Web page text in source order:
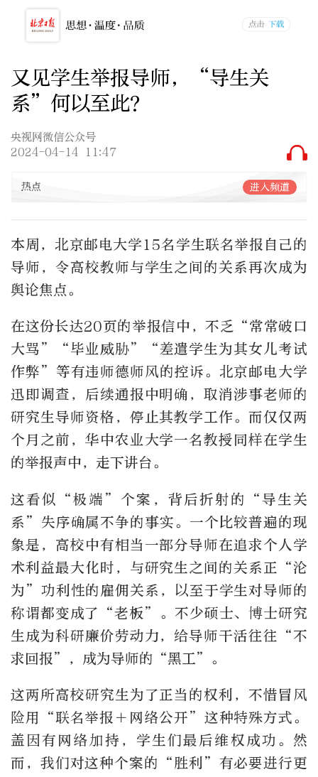
又见学生举报导师，“导生关
系”何以至此？
央视网微信公众号
2024-04-14 11:47
热点 进入频道
本周，北京邮电大学15名学生联名举报自己的
导师，令高校教师与学生之间的关系再次成为
舆论焦点。
在这份长达20页的举报信中，不乏“常常破口
大骂”“毕业威胁”“差遣学生为其女儿考试
作弊”等有违师德师风的控诉。北京邮电大学
迅即调查，后续通报中明确，取消涉事老师的
研究生导师资格，停止其教学工作。而仅仅两
个月之前，华中农业大学一名教授同样在学生
的举报声中，走下讲台。
这看似“极端”个案，背后折射的“导生关
系”失序确属不争的事实。一个比较普遍的现
象是，高校中有相当一部分导师在追求个人学
术利益最大化时，与研究生之间的关系正“沦
为”功利性的雇佣关系，以至于学生对导师的
称谓都变成了“老板”。不少硕士、博士研究
生成为科研廉价劳动力，给导师干活往往“不
求回报”，成为导师的“黑工”。
这两所高校研究生为了正当的权利，不惜冒风
险用“联名举报＋网络公开”这种特殊方式。
盖因有网络加持，学生们最后维权成功。然
而，我们对这种个案的“胜利”有必要进行更